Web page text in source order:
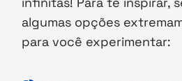
algumas opções
para você experimentar: